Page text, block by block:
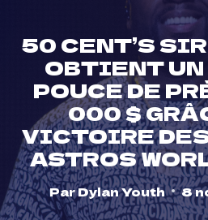
50 CENT’S
OBTIENT UN
POUCE DE
000 $
VICTOIRE
ASTROS
ParDylan Youth 8